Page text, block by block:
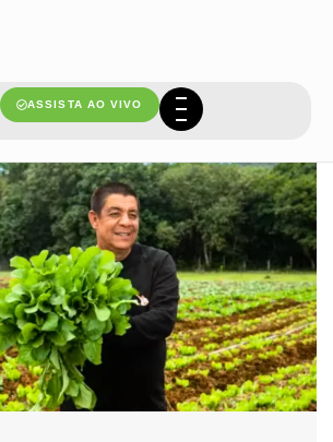
ASSISTA AO VIVO
produzir